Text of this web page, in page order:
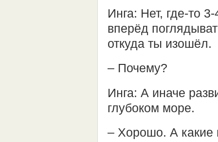
Инга: Нет, где-то
вперёд
откуда ты изошёл.
– Почему?
Инга: А иначе
глубоком море.
– Хорошо. А какие